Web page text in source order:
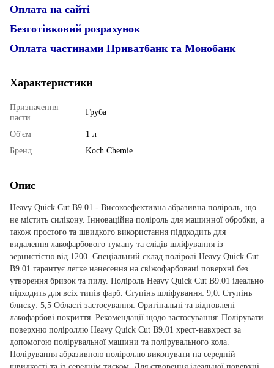
Оплата на сайті
Безготівковий розрахунок
Оплата частинами Приватбанк та Монобанк
Характеристики
Призначення
пасти
Груба
Об'єм
1 л
Бренд
Koch Chemie
Опис
Heavy Quick Cut B9.01 - Високоефективна абразивна поліроль, що
не містить силікону. Інноваційна поліроль для машинної обробки, а
також простого та швидкого використання піддходить для
видалення лакофарбового туману та слідів шліфування із
зернистістю від 1200. Спеціальний склад поліролі Heavy Quick Cut
B9.01 гарантує легке нанесення на свіжофарбовані поверхні без
утворення бризок та пилу. Поліроль Heavy Quick Cut B9.01 ідеально
підходить для всіх типів фарб. Ступінь шліфування: 9,0. Ступінь
блиску: 5,5 Області застосування: Оригінальні та відновлені
лакофарбові покриття. Рекомендації щодо застосування: Полірувати
поверхню поліроллю Heavy Quick Cut B9.01 хрест-навхрест за
допомогою полірувальної машини та полірувального кола.
Полірування абразивною поліроллю виконувати на середній